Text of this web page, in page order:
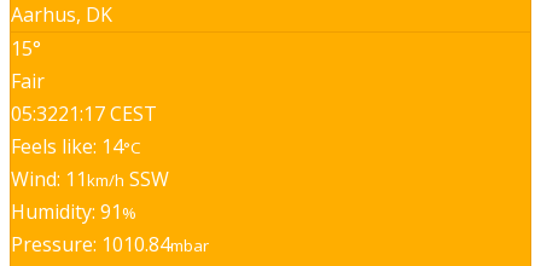
Aarhus, DK
15°
Fair
05:3221:17 CEST
Feels like: 14°C
Wind: 11km/h SSW
Humidity: 91%
Pressure: 1010.84mbar